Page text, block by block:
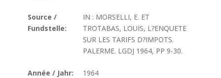
Source /
Fundstelle:
IN : MORSELLI, E. ET
TROTABAS, LOUIS, L?ENQUETE
SUR LES TARIFS D?IMPOTS.
PALERME. LGDJ 1964, PP 9-30.
Année / Jahr: 1964